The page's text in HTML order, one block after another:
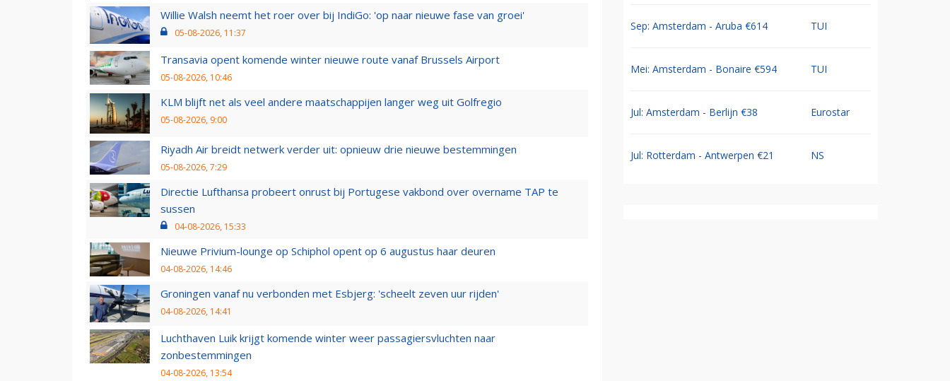
Willie Walsh neemt het roer over bij IndiGo: 'op naar nieuwe fase van groei'
05-08-2026, 11:37
Transavia opent komende winter nieuwe route vanaf Brussels Airport
05-08-2026, 10:46
KLM blijft net als veel andere maatschappijen langer weg uit Golfregio
05-08-2026, 9:00
Riyadh Air breidt netwerk verder uit: opnieuw drie nieuwe bestemmingen
05-08-2026, 7:29
Directie Lufthansa probeert onrust bij Portugese vakbond over overname TAP te
sussen
04-08-2026, 15:33
Nieuwe Privium-lounge op Schiphol opent op 6 augustus haar deuren
04-08-2026, 14:46
Groningen vanaf nu verbonden met Esbjerg: 'scheelt zeven uur rijden'
04-08-2026, 14:41
Luchthaven Luik krijgt komende winter weer passagiersvluchten naar
zonbestemmingen
04-08-2026, 13:54
Sep: Amsterdam - Aruba €614 TUI
Mei: Amsterdam - Bonaire €594 TUI
Jul: Amsterdam - Berlijn €38 Eurostar
Jul: Rotterdam - Antwerpen €21 NS